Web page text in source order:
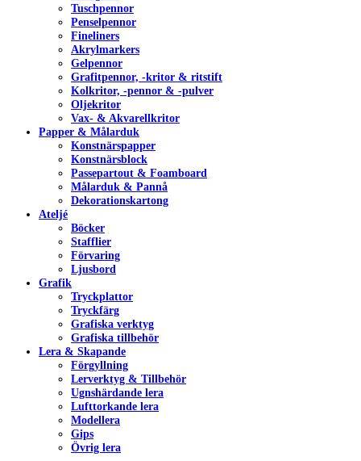
Tuschpennor
Penselpennor
Fineliners
Akrylmarkers
Gelpennor
Grafitpennor, -kritor & ritstift
Kolkritor, -pennor & -pulver
Oljekritor
Vax- & Akvarellkritor
Papper & Målarduk
Konstnärspapper
Konstnärsblock
Passepartout & Foamboard
Målarduk & Pannå
Dekorationskartong
Ateljé
Böcker
Stafflier
Förvaring
Ljusbord
Grafik
Tryckplattor
Tryckfärg
Grafiska verktyg
Grafiska tillbehör
Lera & Skapande
Förgyllning
Lerverktyg & Tillbehör
Ugnshärdande lera
Lufttorkande lera
Modellera
Gips
Övrig lera